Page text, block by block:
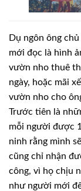
Dụ ngôn ông
mới đọc là hình
vườn nho thuê
ngày, hoặc mãi
vườn nho cho
Trước tiên là
mỗi người được
ninh rằng mình
cũng chỉ nhận
công, vì họ chịu
như người mới